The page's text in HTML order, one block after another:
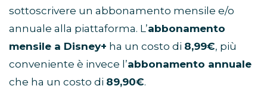
sottoscrivere un abbonamento mensile e/o
annuale alla piattaforma. L’abbonamento
mensile a Disney+ ha un costo di 8,99€, più
conveniente è invece l’abbonamento annuale
che ha un costo di 89,90€.